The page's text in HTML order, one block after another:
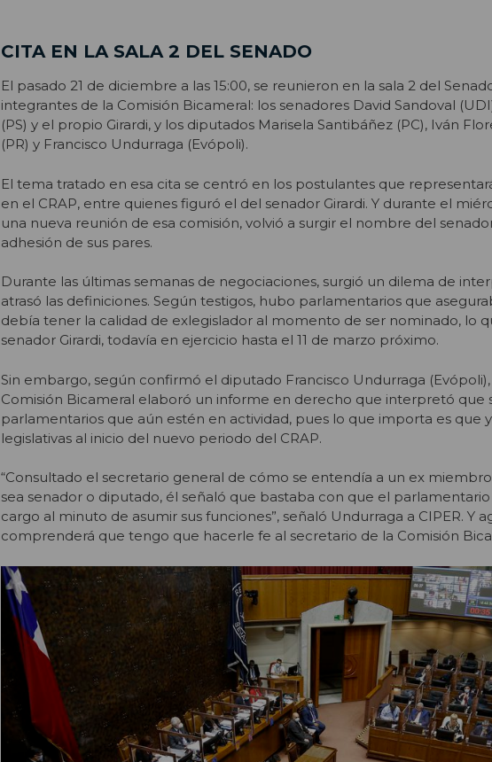
CITA EN LA SALA 2 DEL SENADO
El pasado 21 de diciembre a las 15:00, se reunieron en la sala 2 del
integrantes de la Comisión Bicameral: los senadores David Sandoval
(PS) y el propio Girardi, y los diputados Marisela Santibáñez (PC), Iván
(PR) y Francisco Undurraga (Evópoli).
El tema tratado en esa cita se centró en los postulantes que
en el CRAP, entre quienes figuró el del senador Girardi. Y durante el
una nueva reunión de esa comisión, volvió a surgir el nombre del
adhesión de sus pares.
Durante las últimas semanas de negociaciones, surgió un dilema de
atrasó las definiciones. Según testigos, hubo parlamentarios que
debía tener la calidad de exlegislador al momento de ser nominado, lo
senador Girardi, todavía en ejercicio hasta el 11 de marzo próximo.
Sin embargo, según confirmó el diputado Francisco Undurraga
Comisión Bicameral elaboró un informe en derecho que interpretó que
parlamentarios que aún estén en actividad, pues lo que importa es que
legislativas al inicio del nuevo periodo del CRAP.
“Consultado el secretario general de cómo se entendía a un ex
sea senador o diputado, él señaló que bastaba con que el
cargo al minuto de asumir sus funciones”, señaló Undurraga a CIPER. Y
comprenderá que tengo que hacerle fe al secretario de la Comisión